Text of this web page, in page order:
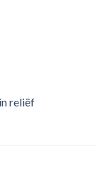
reliëf